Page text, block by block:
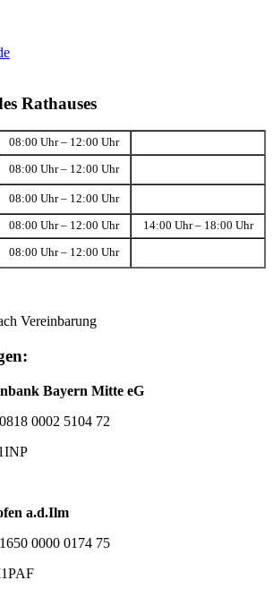
Rathauses
08:00 Uhr – 12:00 Uhr
08:00 Uhr – 12:00 Uhr
08:00 Uhr – 12:00 Uhr
08:00 Uhr – 12:00 Uhr 14:00 Uhr – 18:00 Uhr
08:00 Uhr – 12:00 Uhr
Vereinbarung
Bayern Mitte eG
0002 5104 72
a.d.Ilm
0000 0174 75